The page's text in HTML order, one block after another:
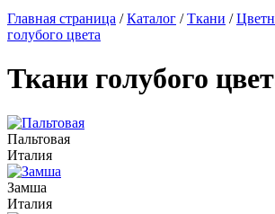
Главная страница /Каталог /Ткани /
голубого цвета
Ткани голубого
Пальтовая
Италия
Замша
Италия